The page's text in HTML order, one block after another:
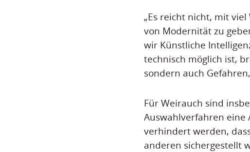
„Es reicht nicht, mit
von Modernität zu
wir Künstliche
technisch möglich ist,
sondern auch
Für Weirauch sind
Auswahlverfahren eine
verhindert werden,
anderen sichergestellt